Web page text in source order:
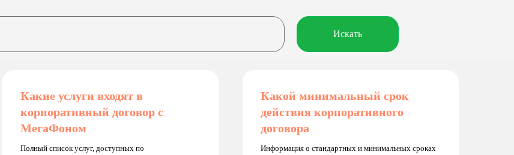
Искать
Какие услуги входят в
корпоративный договор с
МегаФоном
Полный список услуг, доступных по
Какой минимальный срок
действия корпоративного
договора
Информация о стандартных и минимальных сроках